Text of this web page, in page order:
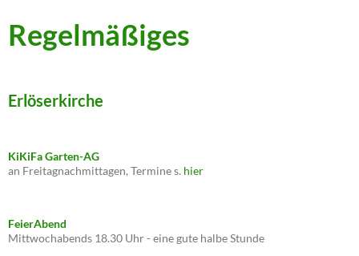
Regelmäßiges
Erlöserkirche
KiKiFa Garten-AG
an Freitagnachmittagen, Termine s. hier
FeierAbend
Mittwochabends 18.30 Uhr - eine gute halbe Stunde